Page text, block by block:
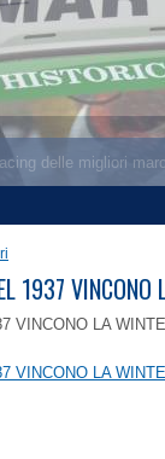
1937
VINCONO LA
VINCONO LA